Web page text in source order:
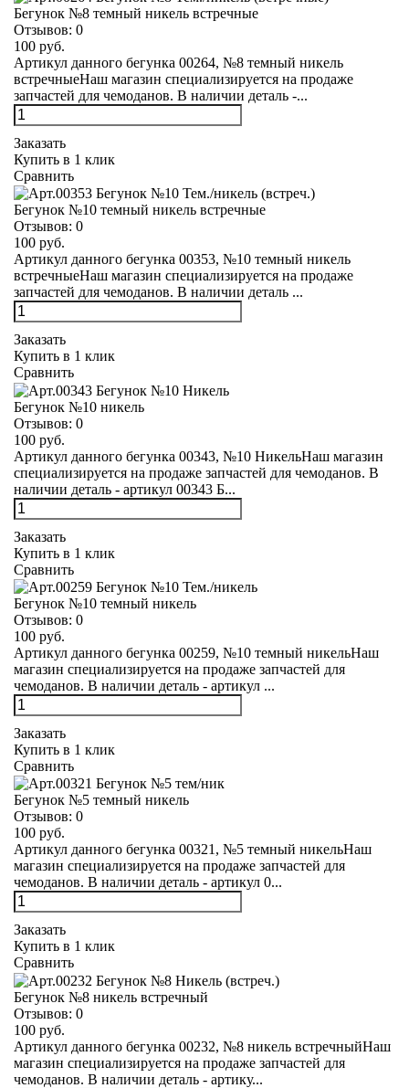
Бегунок №8 темный никель встречные
Отзывов: 0
100 руб.
Артикул данного бегунка 00264, №8 темный никель
встречныеНаш магазин специализируется на продаже
запчастей для чемоданов. В наличии деталь -...
Заказать
Купить в 1 клик
Сравнить
Бегунок №10 темный никель встречные
Отзывов: 0
100 руб.
Артикул данного бегунка 00353, №10 темный никель
встречныеНаш магазин специализируется на продаже
запчастей для чемоданов. В наличии деталь ...
Заказать
Купить в 1 клик
Сравнить
Бегунок №10 никель
Отзывов: 0
100 руб.
Артикул данного бегунка 00343, №10 НикельНаш магазин
специализируется на продаже запчастей для чемоданов. В
наличии деталь - артикул 00343 Б...
Заказать
Купить в 1 клик
Сравнить
Бегунок №10 темный никель
Отзывов: 0
100 руб.
Артикул данного бегунка 00259, №10 темный никельНаш
магазин специализируется на продаже запчастей для
чемоданов. В наличии деталь - артикул ...
Заказать
Купить в 1 клик
Сравнить
Бегунок №5 темный никель
Отзывов: 0
100 руб.
Артикул данного бегунка 00321, №5 темный никельНаш
магазин специализируется на продаже запчастей для
чемоданов. В наличии деталь - артикул 0...
Заказать
Купить в 1 клик
Сравнить
Бегунок №8 никель встречный
Отзывов: 0
100 руб.
Артикул данного бегунка 00232, №8 никель встречныйНаш
магазин специализируется на продаже запчастей для
чемоданов. В наличии деталь - артику...